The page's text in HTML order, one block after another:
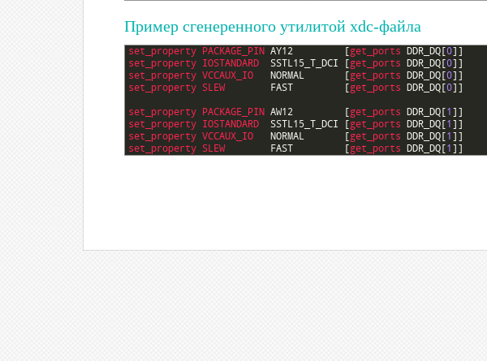
Пример сгенеренного утилитой xdc-файла
set_property PACKAGE_PIN AY12 [get_ports DDR_DQ [0] ]
set_property IOSTANDARD SSTL15_T_DCI [get_ports DDR_DQ [0] ]
set_property VCCAUX_IO NORMAL [get_ports DDR_DQ [0] ]
set_property SLEW FAST [get_ports DDR_DQ [0] ]
set_property PACKAGE_PIN AW12 [get_ports DDR_DQ [1 ] ]
set_property IOSTANDARD SSTL15_T_DCI [get_ports DDR_DQ [1 ] ]
set_property VCCAUX_IO NORMAL [get_ports DDR_DQ [1 ] ]
set_property SLEW FAST [get_ports DDR_DQ [1 ] ]